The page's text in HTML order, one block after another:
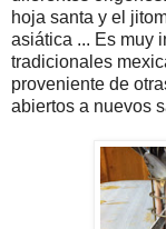
hoja santa y el
asiática ... Es muy
tradicionales
proveniente de
abiertos a nuevos